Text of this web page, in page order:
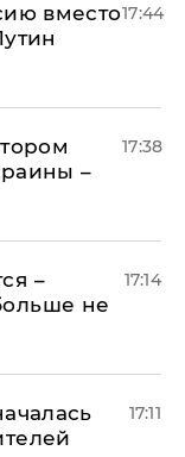
вместо17:44
–
17:38
–
не
17:14
17:11